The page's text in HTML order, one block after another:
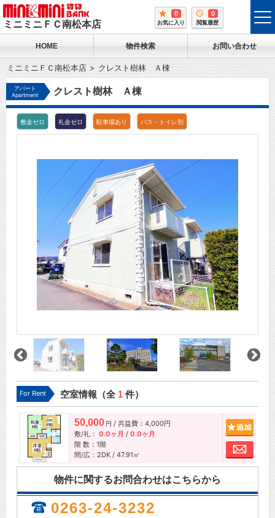
ミニミニＦＣ南松本店
0
お気に入り
0
閲覧履歴
HOME 物件検索 お問い合わせ
ミニミニＦＣ南松本店 クレスト樹林 Ａ棟
アパート
Apartment
クレスト樹林 Ａ棟
敷金ゼロ 礼金ゼロ 駐車場あり バス・トイレ別
For Rent 空室情報（全 1件）
50,000 円 / 共益費：4,000円
敷/礼： 0.0ヶ月 / 0.0ヶ月
階 数：1階
間/広：2DK / 47.91㎡
お問
物件に関するお問合わせはこちらから
0263-24-3232